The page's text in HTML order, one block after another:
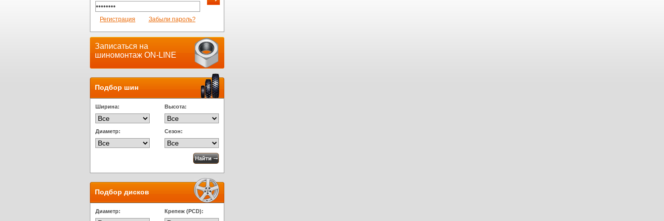
Регистрация Забыли пароль?
Записаться на
шиномонтаж ON-LINE
Подбор шин
Ширина: Высота:
Диаметр: Сезон:
Подбор дисков
Диаметр: Крепеж (PCD):